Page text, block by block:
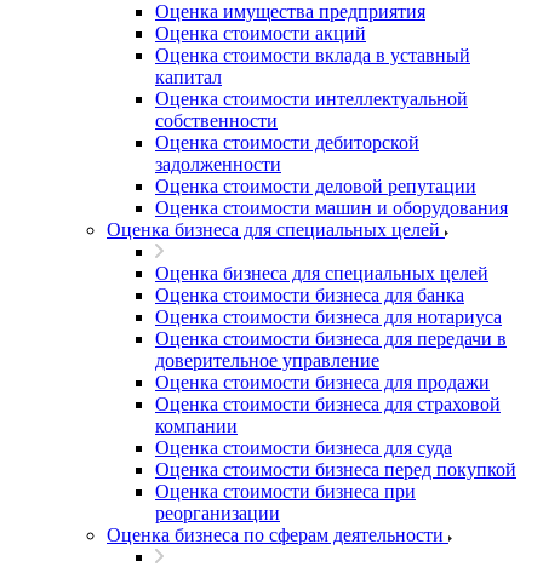
Оценка имущества предприятия
Оценка стоимости акций
Оценка стоимости вклада в уставный
капитал
Оценка стоимости интеллектуальной
собственности
Оценка стоимости дебиторской
задолженности
Оценка стоимости деловой репутации
Оценка стоимости машин и оборудования
Оценка бизнеса для специальных целей
Оценка бизнеса для специальных целей
Оценка стоимости бизнеса для банка
Оценка стоимости бизнеса для нотариуса
Оценка стоимости бизнеса для передачи в
доверительное управление
Оценка стоимости бизнеса для продажи
Оценка стоимости бизнеса для страховой
компании
Оценка стоимости бизнеса для суда
Оценка стоимости бизнеса перед покупкой
Оценка стоимости бизнеса при
реорганизации
Оценка бизнеса по сферам деятельности